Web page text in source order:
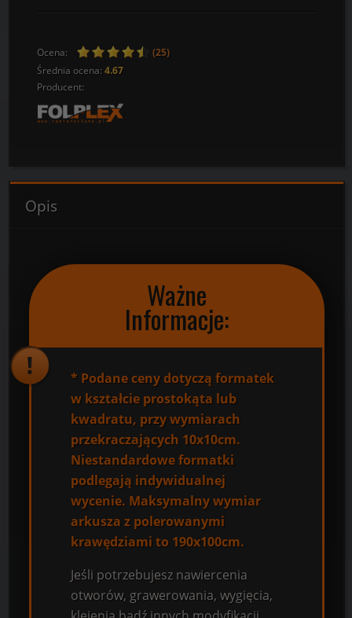
Ocena:
(25)
Średnia ocena: 4.67
Producent:
Opis
Ważne
Informacje:
* Podane ceny dotyczą formatek
w kształcie prostokąta lub
kwadratu, przy wymiarach
przekraczających 10x10cm.
Niestandardowe formatki
podlegają indywidualnej
wycenie. Maksymalny wymiar
arkusza z polerowanymi
krawędziami to 190x100cm.
Jeśli potrzebujesz nawiercenia
otworów, grawerowania, wygięcia,